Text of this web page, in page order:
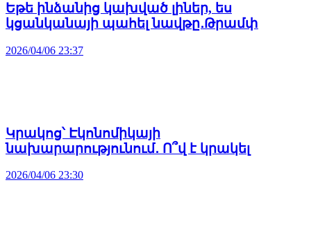
Եթե ինձանից կախված լիներ, ես
կցանկանայի պահել նավթը․Թրամփ
2026/04/06 23:37
Կրակոց՝ Էկոնոմիկայի
նախարարությունում․ Ո՞վ է կրակել
2026/04/06 23:30